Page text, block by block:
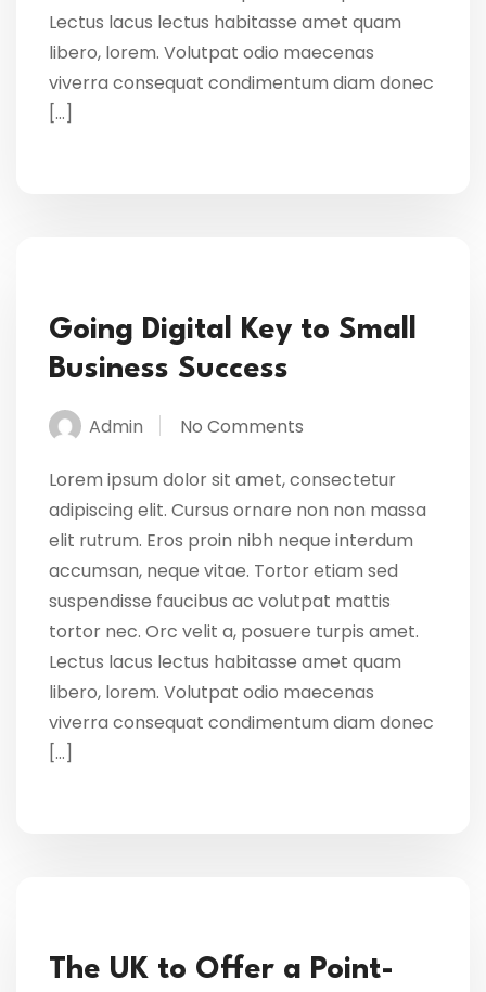
Lectus lacus lectus habitasse amet quam
libero, lorem. Volutpat odio maecenas
viverra consequat condimentum diam donec
[…]
Going Digital Key to Small
Business Success
Admin No Comments
Lorem ipsum dolor sit amet, consectetur
adipiscing elit. Cursus ornare non non massa
elit rutrum. Eros proin nibh neque interdum
accumsan, neque vitae. Tortor etiam sed
suspendisse faucibus ac volutpat mattis
tortor nec. Orc velit a, posuere turpis amet.
Lectus lacus lectus habitasse amet quam
libero, lorem. Volutpat odio maecenas
viverra consequat condimentum diam donec
[…]
The UK to Offer a Point-